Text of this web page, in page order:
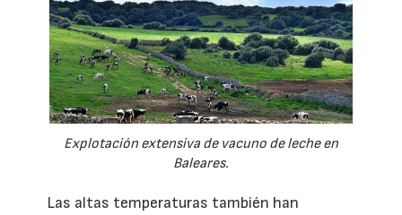
Explotación extensiva de vacuno de leche en
Baleares.
Las altas temperaturas también han